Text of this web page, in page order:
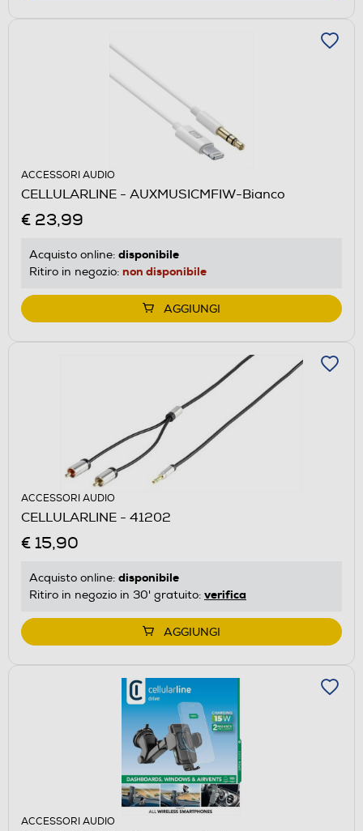
ACCESSORI AUDIO
CELLULARLINE - AUXMUSICMFIW-Bianco
€ 23,99
Acquisto online: disponibile
Ritiro in negozio: non disponibile
AGGIUNGI
ACCESSORI AUDIO
CELLULARLINE - 41202
€ 15,90
Acquisto online: disponibile
Ritiro in negozio in 30' gratuito: verifica
AGGIUNGI
ACCESSORI AUDIO